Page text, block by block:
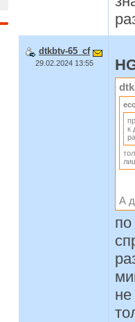
dtkbtv-65_cf
29.02.2024 13:55
к
А